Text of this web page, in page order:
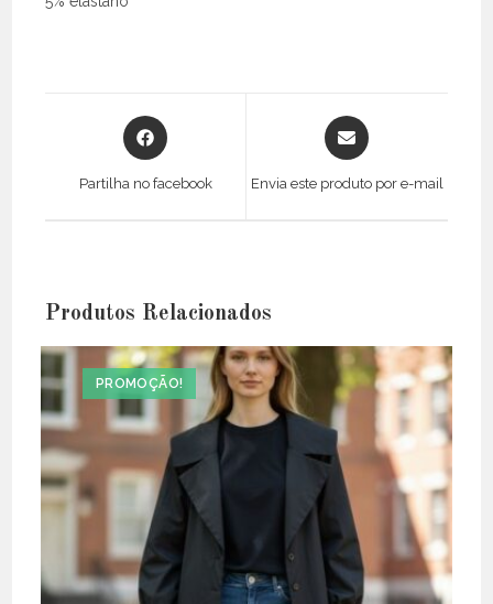
Opens
in
Partilha no facebook
Opens
in
Envia este produto por e-mail
Produtos Relacionados
PROMOÇÃO!